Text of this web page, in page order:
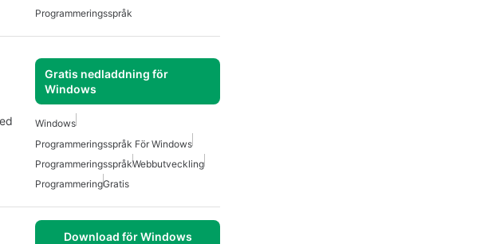
Programmeringsspråk
Gratis nedladdning för
Windows
Windows
Programmeringsspråk För Windows
ProgrammeringsspråkWebbutveckling
ProgrammeringGratis
Download för Windows